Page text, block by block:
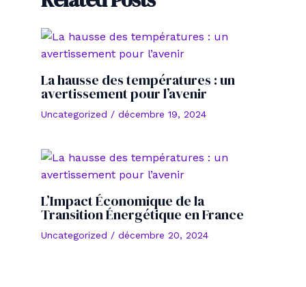
La hausse des températures : un
avertissement pour l’avenir
Uncategorized / décembre 19, 2024
L’Impact Économique de la
Transition Énergétique en France
Uncategorized / décembre 20, 2024